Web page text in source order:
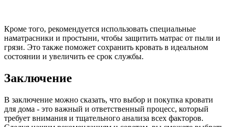
Кроме того, рекомендуется использовать специальные
наматрасники и простыни, чтобы защитить матрас от пыли и
грязи. Это также поможет сохранить кровать в идеальном
состоянии и увеличить ее срок службы.
Заключение
В заключение можно сказать, что выбор и покупка кровати
для дома - это важный и ответственный процесс, который
требует внимания и тщательного анализа всех факторов.